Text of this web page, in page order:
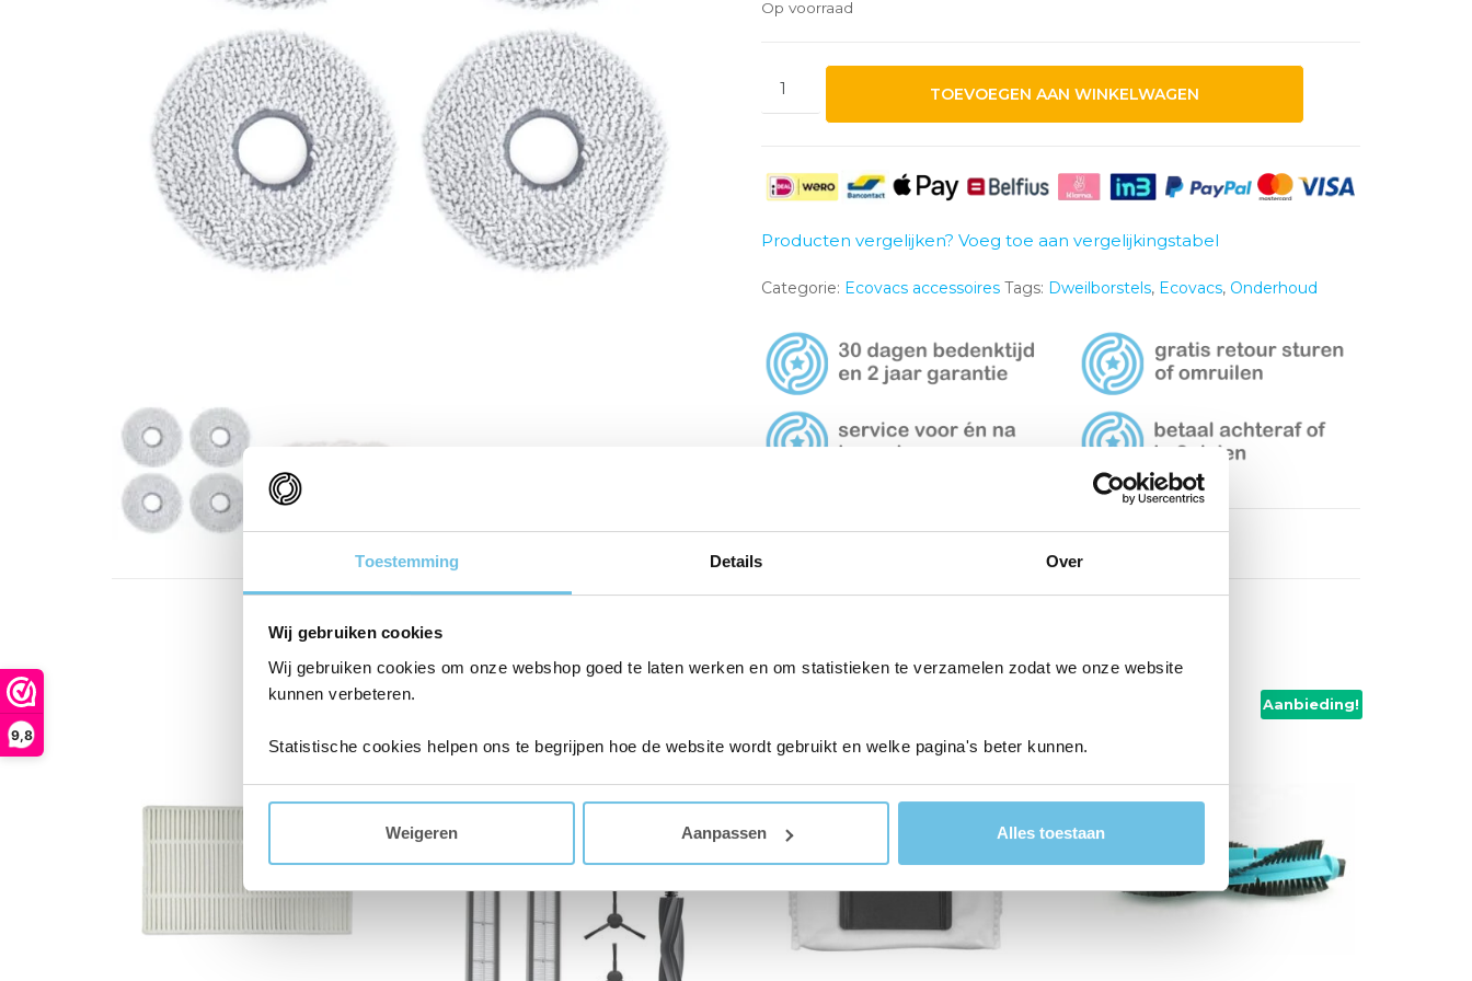
Toestemming Details Over
Wij gebruiken cookies
Wij gebruiken cookies om onze webshop goed te laten werken en om statistieken te verzamelen zodat we onze website
kunnen verbeteren.
Statistische cookies helpen ons te begrijpen hoe de website wordt gebruikt en welke pagina's beter kunnen.
Weigeren Aanpassen Alles toestaan
9,8
Op voorraad
Ecovacs
T50/T50
Dweilpads
(2
sets)
TOEVOEGEN AAN WINKELWAGEN
Producten vergelijken? Voeg toe aan vergelijkingstabel
Categorie: Ecovacs accessoires Tags: Dweilborstels, Ecovacs, Onderhoud
Aanbieding! Aanbieding!